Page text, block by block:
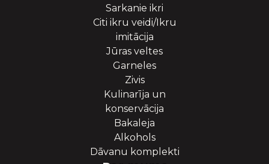
Sarkanie ikri
Citi ikru veidi/Ikru
imitācija
Jūras veltes
Garneles
Zivis
Kulinarīja un
konservācija
Bakaleja
Alkohols
Dāvanu komplekti